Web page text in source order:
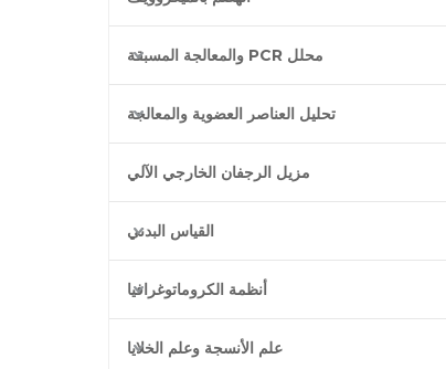
محلل PCR والمعالجة المسبقة
تحليل العناصر العضوية والمعالجة
مزيل الرجفان الخارجي الآلي
القياس البدني
أنظمة الكروماتوغرافيا
علم الأنسجة وعلم الخلايا